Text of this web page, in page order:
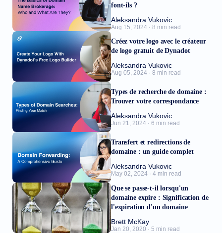
font-ils ?
Aleksandra Vukovic
Aug 15, 2024 · 8 min read
Créez votre logo avec le créateur
de logo gratuit de Dynadot
Aleksandra Vukovic
Aug 05, 2024 · 8 min read
Types de recherche de domaine :
Trouver votre correspondance
Aleksandra Vukovic
Jun 21, 2024 · 6 min read
Transfert et redirections de
domaine : un guide complet
Aleksandra Vukovic
May 02, 2024 · 4 min read
Que se passe-t-il lorsqu'un
domaine expire : Signification de
l'expiration d'un domaine
Brett McKay
Jan 20, 2020 · 5 min read